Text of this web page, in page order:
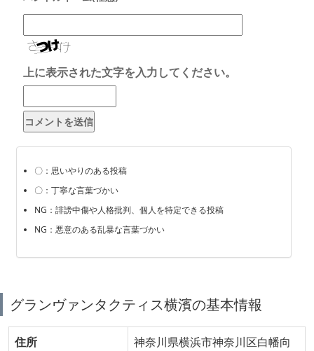
上に表示された文字を入力してください。
〇：思いやりのある投稿
〇：丁寧な言葉づかい
NG：誹謗中傷や人格批判、個人を特定できる投稿
NG：悪意のある乱暴な言葉づかい
グランヴァンタクティス横濱の基本情報
住所
神奈川県横浜市神奈川区白幡向